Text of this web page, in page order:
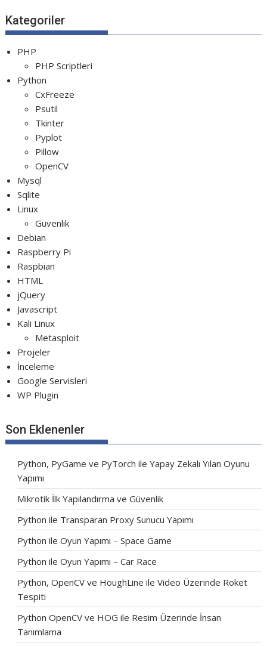
Python Transparent Proxy Server
Kategoriler
PHP
PHP Scriptleri
Python
CxFreeze
Psutil
Tkinter
Pyplot
Pillow
OpenCV
Mysql
Sqlite
Linux
Güvenlik
Debian
Raspberry Pi
Raspbian
HTML
jQuery
Javascript
Kali Linux
Metasploit
Projeler
İnceleme
Google Servisleri
WP Plugin
Son Eklenenler
Python, PyGame ve PyTorch ile Yapay Zekalı Yılan Oyunu
Yapımı
Mikrotik İlk Yapılandırma ve Güvenlik
Python ile Transparan Proxy Sunucu Yapımı
Python ile Oyun Yapımı – Space Game
Python ile Oyun Yapımı – Car Race
Python, OpenCV ve HoughLine ile Video Üzerinde Roket
Tespiti
Python OpenCV ve HOG ile Resim Üzerinde İnsan
Tanımlama